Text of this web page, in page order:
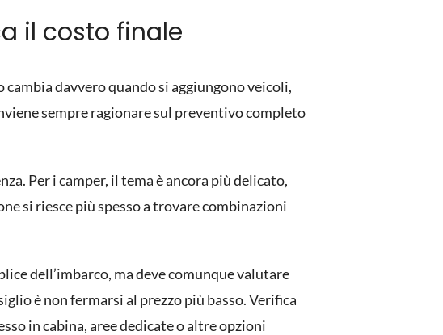
il costo finale
davvero quando si aggiungono veicoli,
sempre ragionare sul preventivo completo
Per i camper, il tema è ancora più delicato,
si riesce più spesso a trovare combinazioni
dell’imbarco, ma deve comunque valutare
è non fermarsi al prezzo più basso. Verifica
in cabina, aree dedicate o altre opzioni